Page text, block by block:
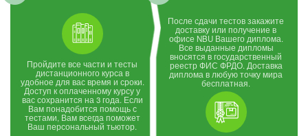
Пройдите все части и тесты
дистанционного курса в
удобное для вас время и сроки.
Доступ к оплаченному курсу у
вас сохранится на 3 года. Если
Вам понадобится помощь с
тестами, Вам всегда поможет
Ваш персональный тьютор.
После сдачи тестов закажите
доставку или получение в
офисе NBU Вашего диплома.
Все выданные дипломы
вносятся в государственный
реестр ФИС ФРДО. Доставка
диплома в любую точку мира
бесплатная.